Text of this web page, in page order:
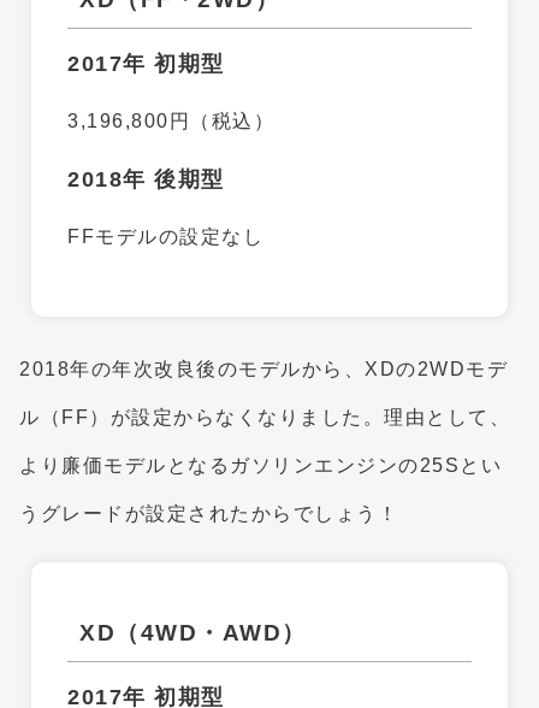
2017年 初期型
3,196,800円（税込）
2018年 後期型
FFモデルの設定なし
2018年の年次改良後のモデルから、XDの2WDモデ
ル（FF）が設定からなくなりました。理由として、
より廉価モデルとなるガソリンエンジンの25Sとい
うグレードが設定されたからでしょう！
XD（4WD・AWD）
2017年 初期型